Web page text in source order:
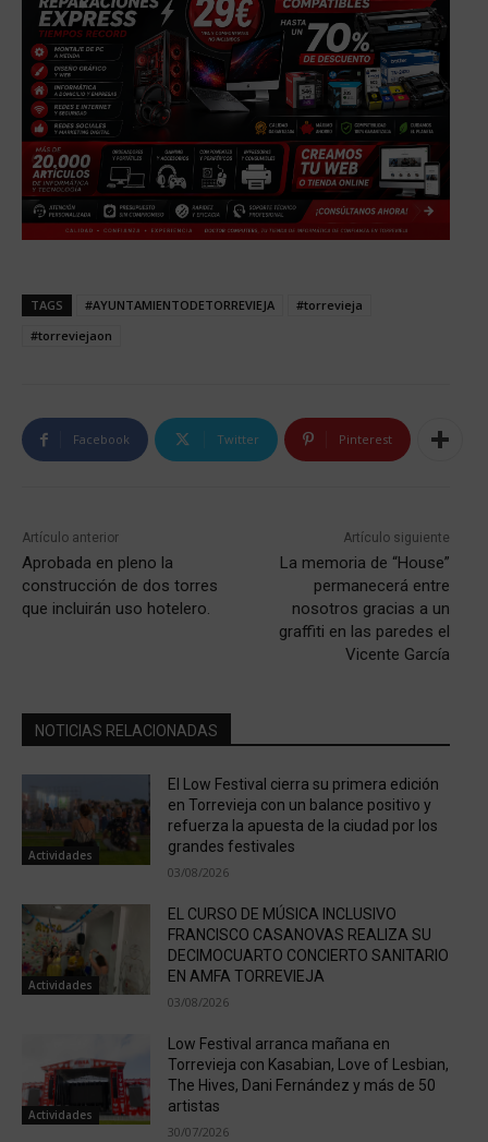
TAGS #AYUNTAMIENTODETORREVIEJA
#torrevieja
#torreviejaon
Facebook Twitter Pinterest
Artículo anterior
Aprobada en pleno la
construcción de dos torres
que incluirán uso hotelero.
Artículo siguiente
La memoria de “House”
permanecerá entre
nosotros gracias a un
graffiti en las paredes el
Vicente García
NOTICIAS RELACIONADAS
Actividades
El Low Festival cierra su primera edición
en Torrevieja con un balance positivo y
refuerza la apuesta de la ciudad por los
grandes festivales
03/08/2026
Actividades
EL CURSO DE MÚSICA INCLUSIVO
FRANCISCO CASANOVAS REALIZA SU
DECIMOCUARTO CONCIERTO SANITARIO
EN AMFA TORREVIEJA
03/08/2026
Actividades
Low Festival arranca mañana en
Torrevieja con Kasabian, Love of Lesbian,
The Hives, Dani Fernández y más de 50
artistas
30/07/2026